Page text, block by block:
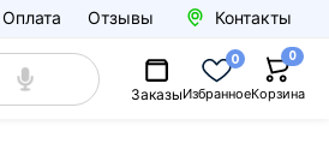
Оплата Отзывы Контакты
ЗаказыИзбранное
0
Корзина
0